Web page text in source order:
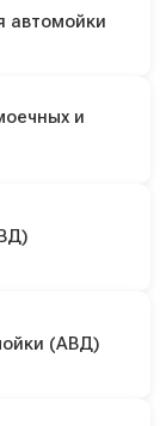
автомойки
и
(АВД)